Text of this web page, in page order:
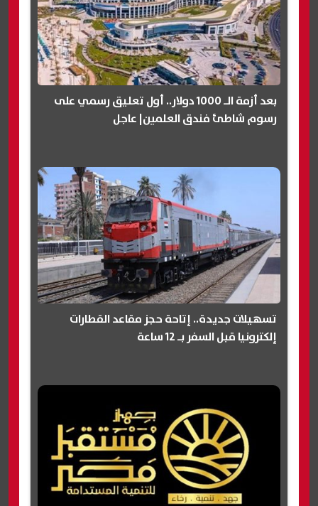
بعد أزمة الـ 1000 دولار.. أول تعليق رسمي على
رسوم شاطئ فندق العلمين| عاجل
تسهيلات جديدة.. إتاحة حجز مقاعد القطارات
إلكترونيا قبل السفر بـ 12 ساعة